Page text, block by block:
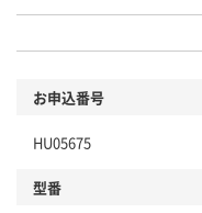
お申込番号
HU05675
型番